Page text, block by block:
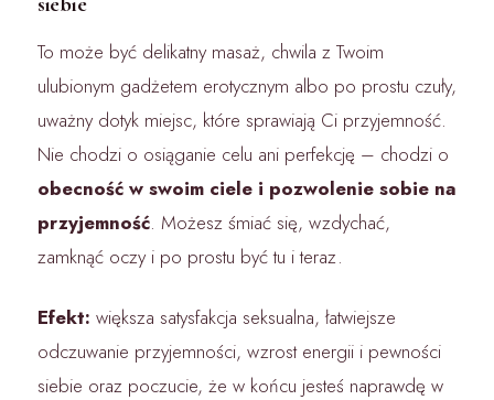
To może być delikatny masaż, chwila z Twoim
ulubionym gadżetem erotycznym albo po prostu czuły,
uważny dotyk miejsc, które sprawiają Ci przyjemność.
Nie chodzi o osiąganie celu ani perfekcję – chodzi o
obecność w swoim ciele i pozwolenie sobie na
przyjemność. Możesz śmiać się, wzdychać,
zamknąć oczy i po prostu być tu i teraz.
Efekt: większa satysfakcja seksualna, łatwiejsze
odczuwanie przyjemności, wzrost energii i pewności
siebie oraz poczucie, że w końcu jesteś naprawdę w